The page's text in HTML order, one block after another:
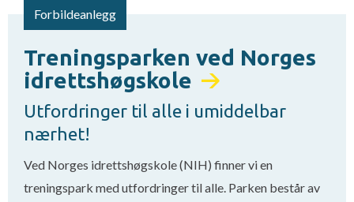
Forbildeanlegg
Treningsparken ved Norges
idrettshøgskole
Utfordringer til alle i umiddelbar
nærhet!
Ved Norges idrettshøgskole (NIH) finner vi en
treningspark med utfordringer til alle. Parken består av